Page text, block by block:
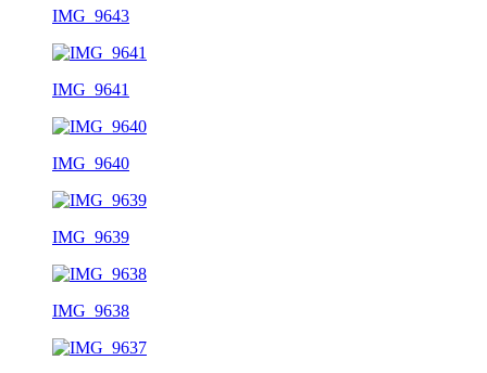
IMG_9643
IMG_9641
IMG_9640
IMG_9639
IMG_9638